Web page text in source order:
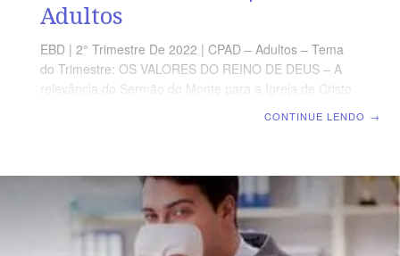
Adultos
EBD | 2° Trimestre De 2022 | CPAD – Adultos – Tema
do Trimestre: OS VALORES DO REINO DE DEUS – A
relevância do Sermão do Monte para a Igreja de Cristo
orando, e pondo sobre eles as mãos, os despediram”
(At 13.2,3) VERDADE PRÁTICA A oração e o jejum são
disciplinas espirituais que potencializam sensivelmente
CONTINUE LENDO →